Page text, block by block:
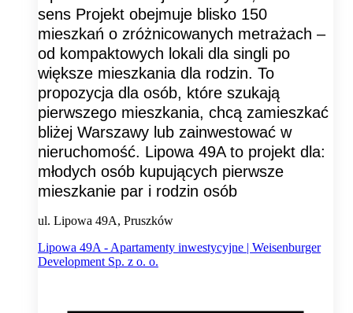
sens Projekt obejmuje blisko 150
mieszkań o zróżnicowanych metrażach –
od kompaktowych lokali dla singli po
większe mieszkania dla rodzin. To
propozycja dla osób, które szukają
pierwszego mieszkania, chcą zamieszkać
bliżej Warszawy lub zainwestować w
nieruchomość. Lipowa 49A to projekt dla:
młodych osób kupujących pierwsze
mieszkanie par i rodzin osób
ul. Lipowa 49A, Pruszków
Lipowa 49A - Apartamenty inwestycyjne | Weisenburger
Development Sp. z o. o.